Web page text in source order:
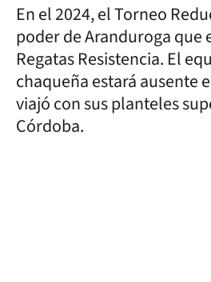
En el 2024, el Torneo
poder de Aranduroga que
Regatas Resistencia. El
chaqueña estará ausente
viajó con sus planteles
Córdoba.